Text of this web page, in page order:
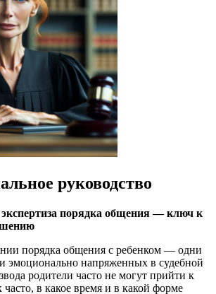
руководство
порядка общения — ключ к
порядка общения с ребенком — одни
эмоционально напряженных в судебной
родители часто не могут прийти к
часто, в какое время и в какой форме